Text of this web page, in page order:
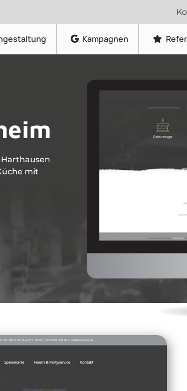
Grafikdesign
Visitenkarten & Briefpapier
Flyer & Faltblätter
Broschüren & Kataloge
Speisekarten & Getränkekarten
Kampagnen
mit